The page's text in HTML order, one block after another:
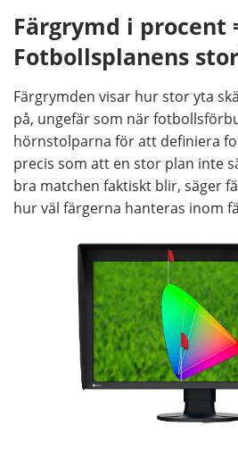
Färgrymd i procent
Fotbollsplanens
Färgrymden visar hur stor yta
på, ungefär som när
hörnstolparna för att definiera
precis som att en stor plan inte
bra matchen faktiskt blir, säger
hur väl färgerna hanteras inom